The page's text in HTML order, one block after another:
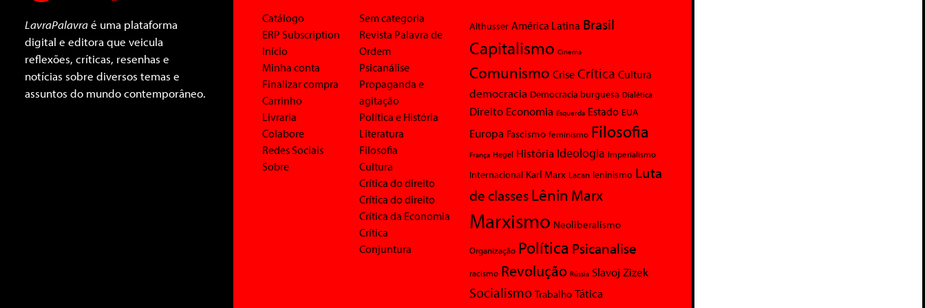
LavraPalavraé uma plataforma
digital e editora que veicula
reflexões, críticas, resenhas e
notícias sobre diversos temas e
assuntos do mundo contemporâneo.
Catálogo
ERP Subscription
Início
Minha conta
Finalizar compra
Carrinho
Livraria
Colabore
Redes Sociais
Sobre
Sem categoria
Revista Palavra de
Ordem
Psicanálise
Propaganda e
agitação
Política e História
Literatura
Filosofia
Cultura
Crítica do direito
Crítica do direito
Crítica da Economia
Crítica
Conjuntura
Althusser América Latina Brasil
Capitalismo Cinema
Comunismo Crise Crítica Cultura
democracia Democracia burguesa Dialética
Direito Economia Esquerda Estado EUA
Europa Fascismo feminismo Filosofia
França Hegel História Ideologia Imperialismo
Internacional Karl Marx Lacan leninismo Luta
de classesLênin Marx
Marxismo Neoliberalismo
Organização Política Psicanalise
racismo Revolução Rússia Slavoj Zizek
Socialismo Trabalho Tática